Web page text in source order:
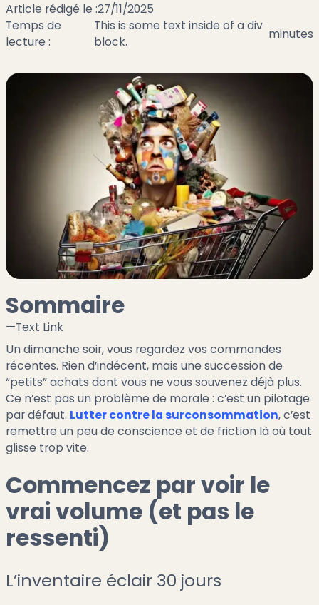
Article rédigé le :27/11/2025
Temps de
lecture :
This is some text inside of a div
block.
minutes
Sommaire
—Text Link
Un dimanche soir, vous regardez vos commandes
récentes. Rien d’indécent, mais une succession de
“petits” achats dont vous ne vous souvenez déjà plus.
Ce n’est pas un problème de morale : c’est un pilotage
par défaut. Lutter contre la surconsommation, c’est
remettre un peu de conscience et de friction là où tout
glisse trop vite.
Commencez par voir le
vrai volume (et pas le
ressenti)
L’inventaire éclair 30 jours